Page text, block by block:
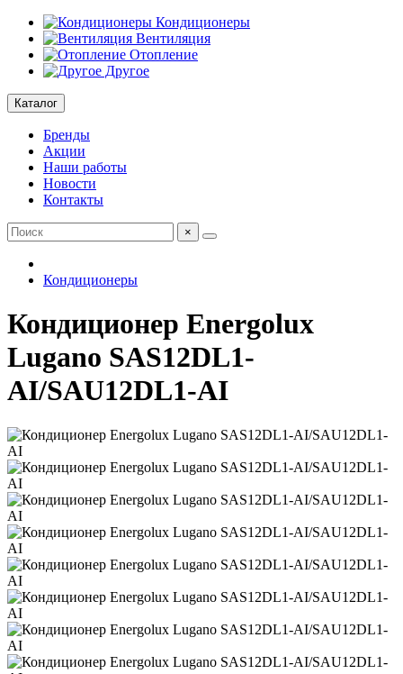
Кондиционеры
Вентиляция
Отопление
Другое
Каталог
Бренды
Акции
Наши работы
Новости
Контакты
×
Кондиционеры
Кондиционер Energolux
Lugano SAS12DL1-
AI/SAU12DL1-AI